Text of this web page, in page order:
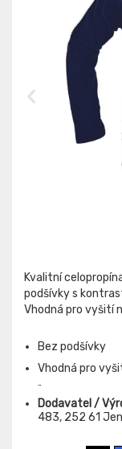
Kvalitní
podšívky s
Vhodná pro vyšití
Bez podšívky
Vhodná pro
¨
Dodavatel /
483, 252 61